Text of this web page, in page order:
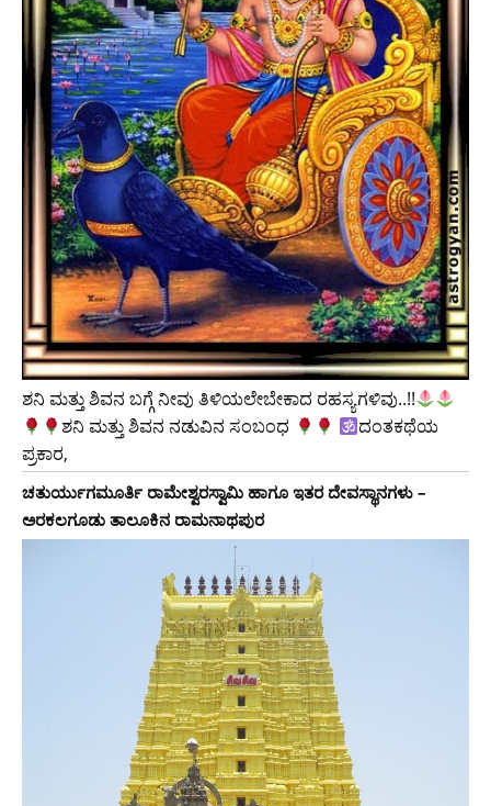
ಶನಿ ಮತ್ತು ಶಿವನ ಬಗ್ಗೆ ನೀವು ತಿಳಿಯಲೇಬೇಕಾದ ರಹಸ್ಯಗಳಿವು..!!
ಶನಿ ಮತ್ತು ಶಿವನ ನಡುವಿನ ಸಂಬಂಧ
ದಂತಕಥೆಯ
ಪ್ರಕಾರ,
ಚತುರ್ಯುಗಮೂರ್ತಿ ರಾಮೇಶ್ವರಸ್ವಾಮಿ ಹಾಗೂ ಇತರ ದೇವಸ್ಥಾನಗಳು –
ಅರಕಲಗೂಡು ತಾಲೂಕಿನ ರಾಮನಾಥಪುರ